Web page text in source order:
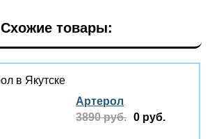
Схожие товары:
Артерол
3890 руб. 0 руб.